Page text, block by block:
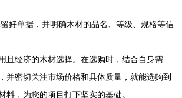
好单据，并明确木材的品名、等级、规格等信
且经济的木材选择。在选购时，结合自身需
并密切关注市场价格和具体质量，就能选购到
料，为您的项目打下坚实的基础。